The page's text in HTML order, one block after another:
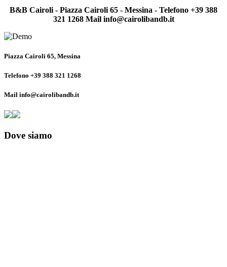
B&B Cairoli - Piazza Cairoli 65 - Messina - Telefono +39 388
321 1268 Mail info@cairolibandb.it
Piazza Cairoli 65, Messina
Telefono +39 388 321 1268
Mail info@cairolibandb.it
Dove siamo